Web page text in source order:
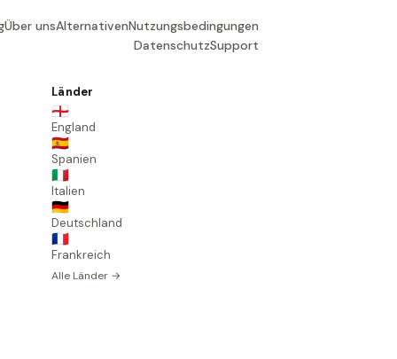
Über unsAlternativenNutzungsbedingungen
DatenschutzSupport
Länder
🏴󠁧󠁢󠁥󠁮󠁧󠁿
England
🇪🇸
Spanien
🇮🇹
Italien
🇩🇪
Deutschland
🇫🇷
Frankreich
Alle Länder →